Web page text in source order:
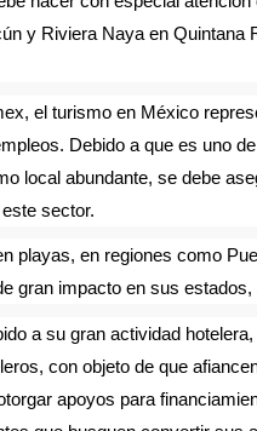
y Riviera Naya en Quintana
el turismo en México
Debido a que es uno
local abundante, se debe
sector.
playas, en regiones como
gran impacto en sus
a su gran actividad
con objeto de que
apoyos para